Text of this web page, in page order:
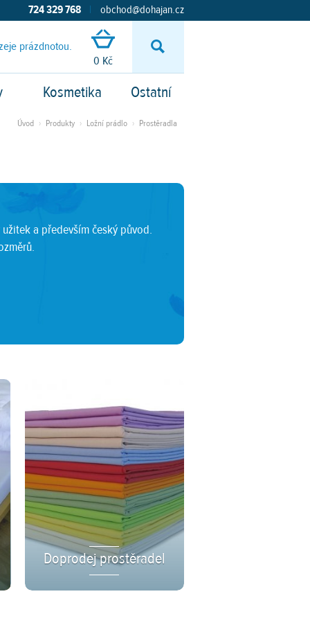
724 329 768 | obchod@dohajan.cz
prázdnotou.
0 Kč
Kosmetika Ostatní
Úvod › Produkty › Ložní prádlo › Prostěradla
a především český původ.
Doprodej prostěradel